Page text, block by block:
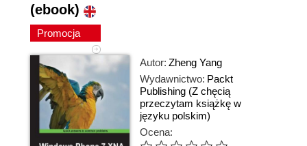
(ebook)
Promocja
Autor: Zheng Yang
Wydawnictwo: Packt
Publishing (Z chęcią
przeczytam książkę w
języku polskim)
Ocena: